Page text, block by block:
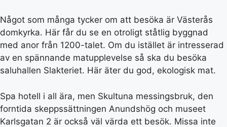
Något som många tycker om att besöka är Västerås
domkyrka. Här får du se en otroligt ståtlig byggnad
med anor från 1200-talet. Om du istället är intresserad
av en spännande matupplevelse så ska du besöka
saluhallen Slakteriet. Här äter du god, ekologisk mat.
Spa hotell i all ära, men Skultuna messingsbruk, den
forntida skeppssättningen Anundshög och museet
Karlsgatan 2 är också väl värda ett besök. Missa inte